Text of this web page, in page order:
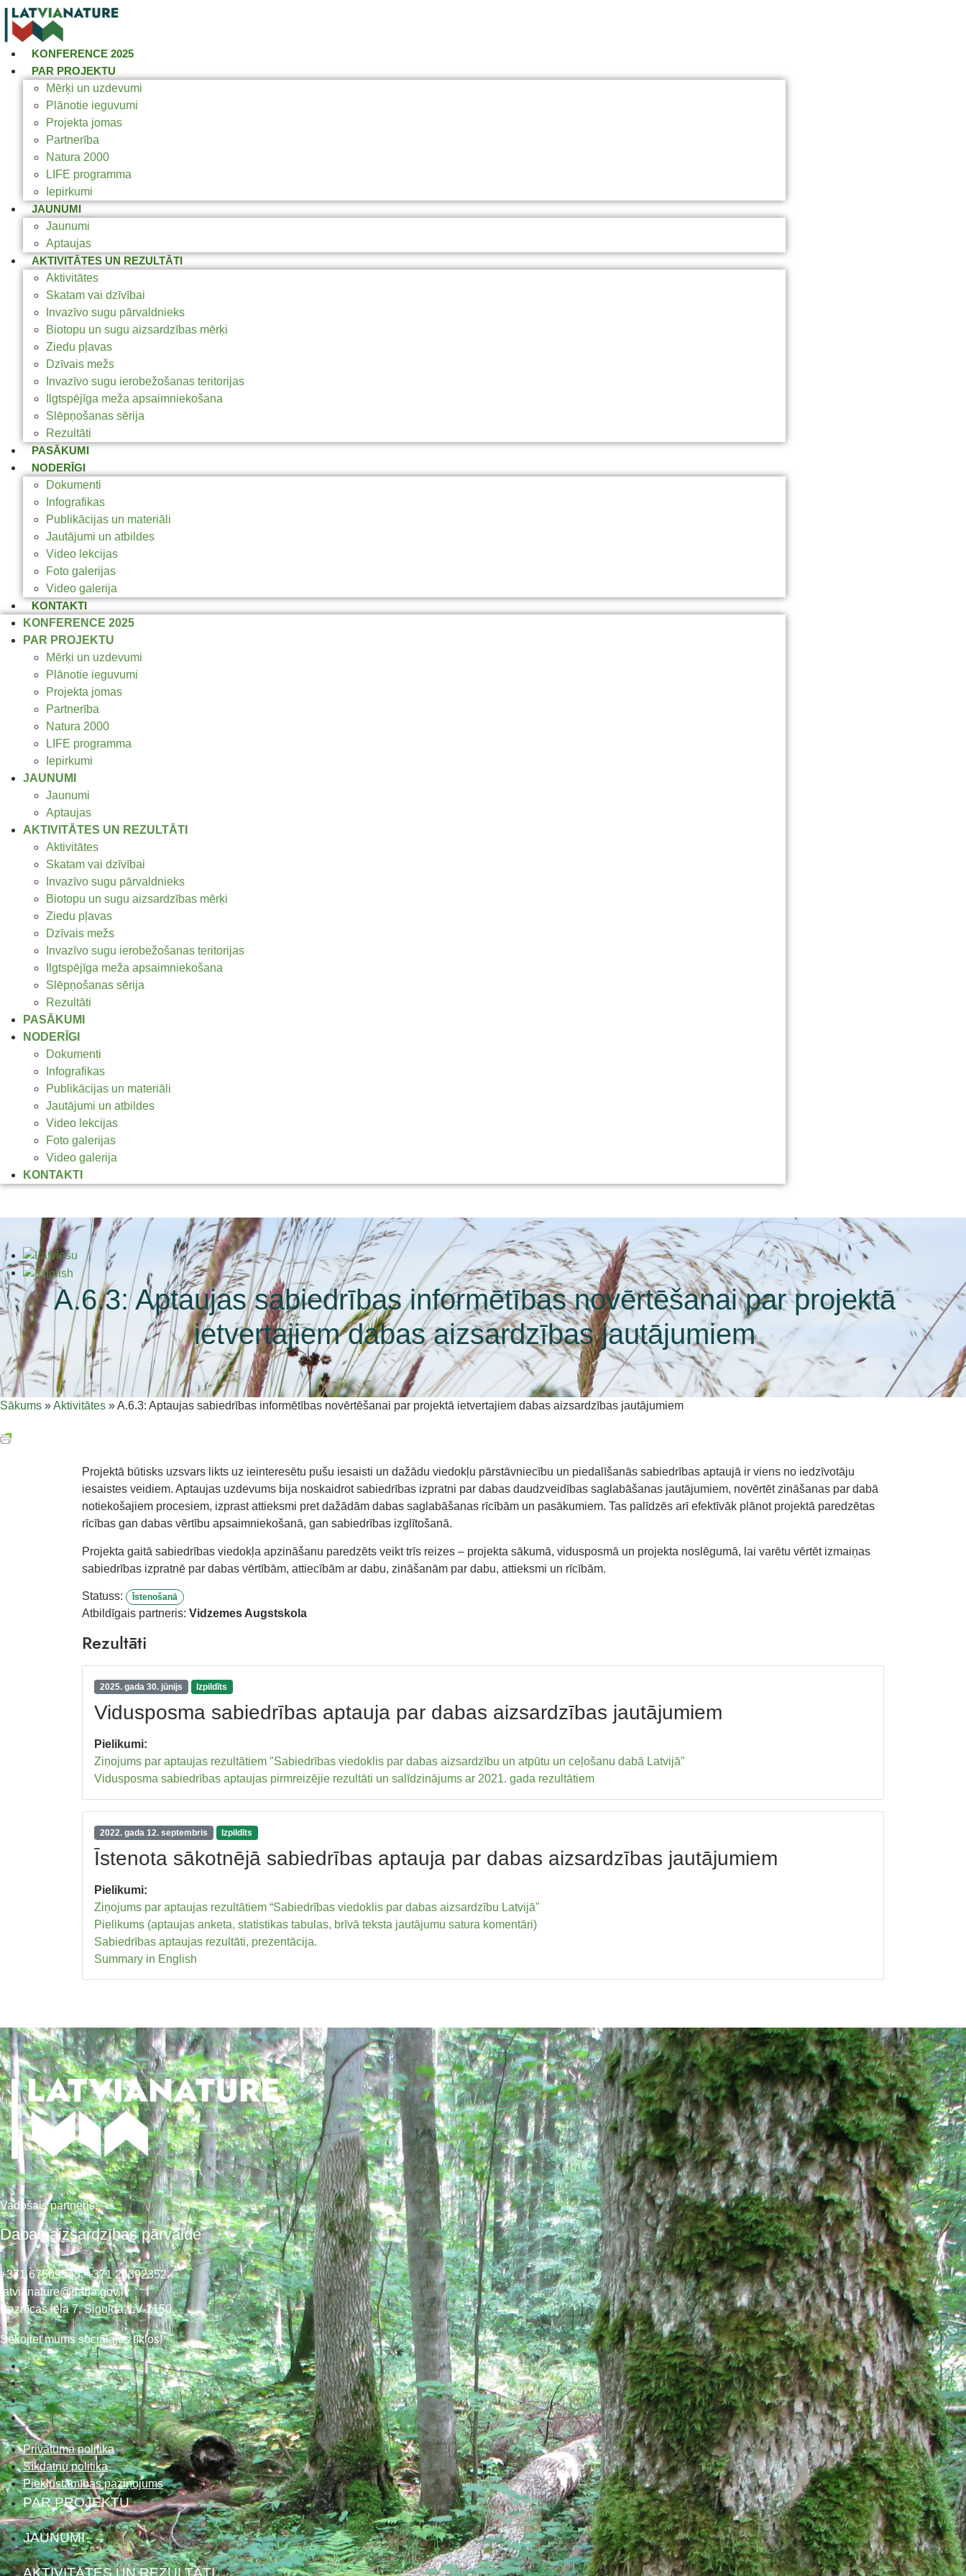
KONFERENCE 2025
PAR PROJEKTU
Mērķi un uzdevumi
Plānotie ieguvumi
Projekta jomas
Partnerība
Natura 2000
LIFE programma
Iepirkumi
JAUNUMI
Jaunumi
Aptaujas
AKTIVITĀTES UN REZULTĀTI
Aktivitātes
Skatam vai dzīvībai
Invazīvo sugu pārvaldnieks
Biotopu un sugu aizsardzības mērķi
Ziedu pļavas
Dzīvais mežs
Invazīvo sugu ierobežošanas teritorijas
Ilgtspējīga meža apsaimniekošana
Slēpņošanas sērija
Rezultāti
PASĀKUMI
NODERĪGI
Dokumenti
Infografikas
Publikācijas un materiāli
Jautājumi un atbildes
Video lekcijas
Foto galerijas
Video galerija
KONTAKTI
KONFERENCE 2025
PAR PROJEKTU
Mērķi un uzdevumi
Plānotie ieguvumi
Projekta jomas
Partnerība
Natura 2000
LIFE programma
Iepirkumi
JAUNUMI
Jaunumi
Aptaujas
AKTIVITĀTES UN REZULTĀTI
Aktivitātes
Skatam vai dzīvībai
Invazīvo sugu pārvaldnieks
Biotopu un sugu aizsardzības mērķi
Ziedu pļavas
Dzīvais mežs
Invazīvo sugu ierobežošanas teritorijas
Ilgtspējīga meža apsaimniekošana
Slēpņošanas sērija
Rezultāti
PASĀKUMI
NODERĪGI
Dokumenti
Infografikas
Publikācijas un materiāli
Jautājumi un atbildes
Video lekcijas
Foto galerijas
Video galerija
KONTAKTI
A.6.3: Aptaujas sabiedrības informētības novērtēšanai par projektā
ietvertajiem dabas aizsardzības jautājumiem
Sākums »Aktivitātes »A.6.3: Aptaujas sabiedrības informētības novērtēšanai par projektā ietvertajiem dabas aizsardzības jautājumiem
Projektā būtisks uzsvars likts uz ieinteresētu pušu iesaisti un dažādu viedokļu pārstāvniecību un piedalīšanās sabiedrības aptaujā ir viens no iedzīvotāju
iesaistes veidiem. Aptaujas uzdevums bija noskaidrot sabiedrības izpratni par dabas daudzveidības saglabāšanas jautājumiem, novērtēt zināšanas par dabā
notiekošajiem procesiem, izprast attieksmi pret dažādām dabas saglabāšanas rīcībām un pasākumiem. Tas palīdzēs arī efektīvāk plānot projektā paredzētas
rīcības gan dabas vērtību apsaimniekošanā, gan sabiedrības izglītošanā.
Projekta gaitā sabiedrības viedokļa apzināšanu paredzēts veikt trīs reizes – projekta sākumā, vidusposmā un projekta noslēgumā, lai varētu vērtēt izmaiņas
sabiedrības izpratnē par dabas vērtībām, attiecībām ar dabu, zināšanām par dabu, attieksmi un rīcībām.
Statuss: Īstenošanā
Atbildīgais partneris: Vidzemes Augstskola
Rezultāti
2025. gada 30. jūnijs Izpildīts
Vidusposma sabiedrības aptauja par dabas aizsardzības jautājumiem
Pielikumi:
Ziņojums par aptaujas rezultātiem "Sabiedrības viedoklis par dabas aizsardzību un atpūtu un ceļošanu dabā Latvijā"
Vidusposma sabiedrības aptaujas pirmreizējie rezultāti un salīdzinājums ar 2021. gada rezultātiem
2022. gada 12. septembris Izpildīts
Īstenota sākotnējā sabiedrības aptauja par dabas aizsardzības jautājumiem
Pielikumi:
Ziņojums par aptaujas rezultātiem “Sabiedrības viedoklis par dabas aizsardzību Latvijā"
Pielikums (aptaujas anketa, statistikas tabulas, brīvā teksta jautājumu satura komentāri)
Sabiedrības aptaujas rezultāti, prezentācija.
Summary in English
Vadošais partneris:
Dabas aizsardzības pārvalde
+371 67509545,+371 26392352
latvianature@daba.gov.lv
Baznīcas iela 7, Sigulda, LV-2150
Sekojiet mums sociālajos tīklos!
Privātuma politika
Sīkdatņu politika
Piekļūstamības paziņojums
PAR PROJEKTU
JAUNUMI
AKTIVITĀTES UN REZULTĀTI